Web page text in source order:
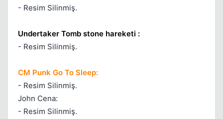
- Resim Silinmiş.
Undertaker Tomb stone hareketi :
- Resim Silinmiş.
CM Punk Go To Sleep:
- Resim Silinmiş.
John Cena:
- Resim Silinmiş.